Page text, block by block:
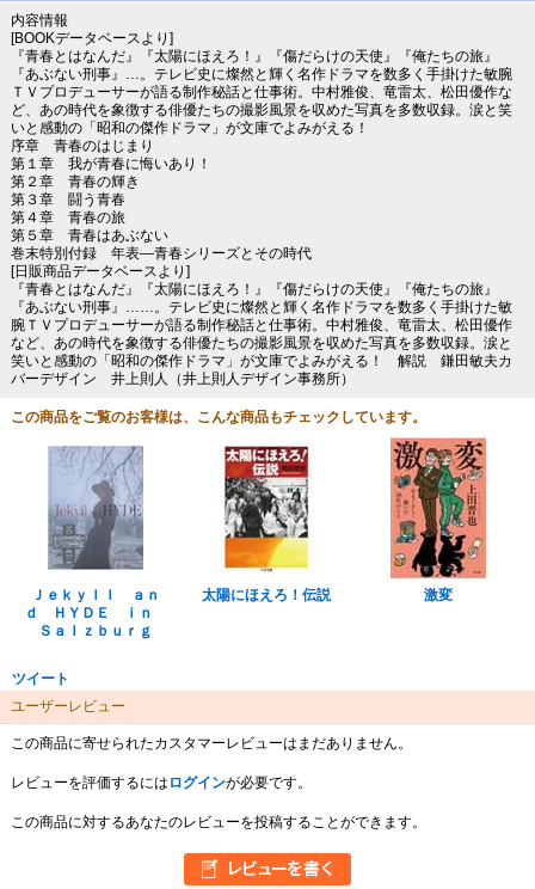
内容情報
[BOOKデータベースより]
『青春とはなんだ』『太陽にほえろ！』『傷だらけの天使』『俺たちの旅』
『あぶない刑事』…。テレビ史に燦然と輝く名作ドラマを数多く手掛けた敏腕
ＴＶプロデューサーが語る制作秘話と仕事術。中村雅俊、竜雷太、松田優作な
ど、あの時代を象徴する俳優たちの撮影風景を収めた写真を多数収録。涙と笑
いと感動の「昭和の傑作ドラマ」が文庫でよみがえる！
序章 青春のはじまり
第１章 我が青春に悔いあり！
第２章 青春の輝き
第３章 闘う青春
第４章 青春の旅
第５章 青春はあぶない
巻末特別付録 年表―青春シリーズとその時代
[日販商品データベースより]
『青春とはなんだ』『太陽にほえろ！』『傷だらけの天使』『俺たちの旅』
『あぶない刑事』……。テレビ史に燦然と輝く名作ドラマを数多く手掛けた敏
腕ＴＶプロデューサーが語る制作秘話と仕事術。中村雅俊、竜雷太、松田優作
など、あの時代を象徴する俳優たちの撮影風景を収めた写真を多数収録。涙と
笑いと感動の「昭和の傑作ドラマ」が文庫でよみがえる！ 解説 鎌田敏夫カ
バーデザイン 井上則人（井上則人デザイン事務所）
この商品をご覧のお客様は、こんな商品もチェックしています。
Ｊｅｋｙｌｌ ａｎ
ｄ ＨＹＤＥ ｉｎ
Ｓａｌｚｂｕｒｇ
太陽にほえろ！伝説 激変
ツイート
ユーザーレビュー
この商品に寄せられたカスタマーレビューはまだありません。
レビューを評価するには ログインが必要です。
この商品に対するあなたのレビューを投稿することができます。